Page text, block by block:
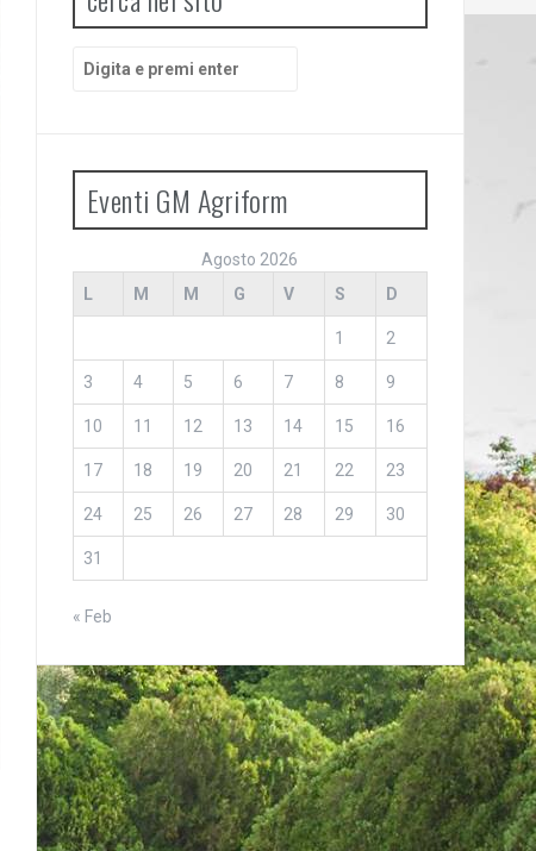
Cerca:
Eventi GM Agriform
Agosto 2026
L
M M G V S D
1 2
3 4 5 6 7 8 9
10 11 12 13 14 15 16
17 18 19 20 21 22 23
24 25 26 27 28 29 30
31
« Feb